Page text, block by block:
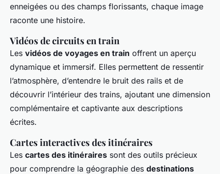
enneigées ou des champs florissants, chaque image
raconte une histoire.
Vidéos de circuits en train
Les vidéos de voyages en train offrent un aperçu
dynamique et immersif. Elles permettent de ressentir
l’atmosphère, d’entendre le bruit des rails et de
découvrir l’intérieur des trains, ajoutant une dimension
complémentaire et captivante aux descriptions
écrites.
Cartes interactives des itinéraires
Les cartes des itinéraires sont des outils précieux
pour comprendre la géographie des destinations